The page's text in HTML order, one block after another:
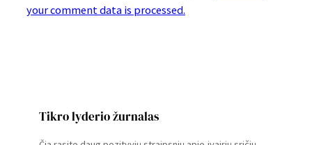
your comment data is processed.
Tikro lyderio žurnalas